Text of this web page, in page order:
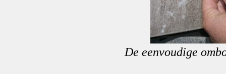
De eenvoudige